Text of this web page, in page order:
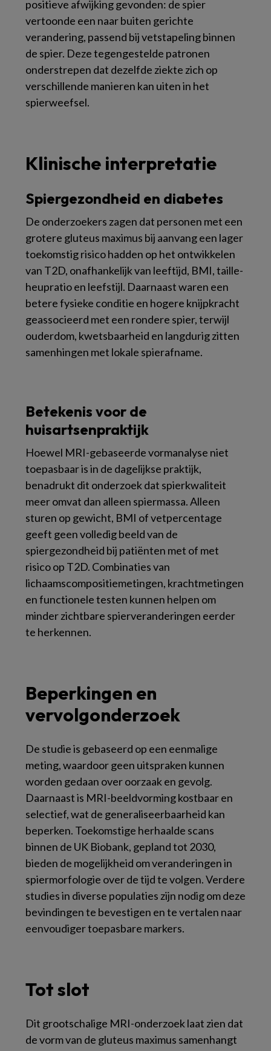
positieve afwijking gevonden: de spier
vertoonde een naar buiten gerichte
verandering, passend bij vetstapeling binnen
de spier. Deze tegengestelde patronen
onderstrepen dat dezelfde ziekte zich op
verschillende manieren kan uiten in het
spierweefsel.
Klinische interpretatie
Spiergezondheid en diabetes
De onderzoekers zagen dat personen met een
grotere gluteus maximus bij aanvang een lager
toekomstig risico hadden op het ontwikkelen
van T2D, onafhankelijk van leeftijd, BMI, taille-
heupratio en leefstijl. Daarnaast waren een
betere fysieke conditie en hogere knijpkracht
geassocieerd met een rondere spier, terwijl
ouderdom, kwetsbaarheid en langdurig zitten
samenhingen met lokale spierafname.
Betekenis voor de
huisartsenpraktijk
Hoewel MRI-gebaseerde vormanalyse niet
toepasbaar is in de dagelijkse praktijk,
benadrukt dit onderzoek dat spierkwaliteit
meer omvat dan alleen spiermassa. Alleen
sturen op gewicht, BMI of vetpercentage
geeft geen volledig beeld van de
spiergezondheid bij patiënten met of met
risico op T2D. Combinaties van
lichaamscompositiemetingen, krachtmetingen
en functionele testen kunnen helpen om
minder zichtbare spierveranderingen eerder
te herkennen.
Beperkingen en
vervolgonderzoek
De studie is gebaseerd op een eenmalige
meting, waardoor geen uitspraken kunnen
worden gedaan over oorzaak en gevolg.
Daarnaast is MRI-beeldvorming kostbaar en
selectief, wat de generaliseerbaarheid kan
beperken. Toekomstige herhaalde scans
binnen de UK Biobank, gepland tot 2030,
bieden de mogelijkheid om veranderingen in
spiermorfologie over de tijd te volgen. Verdere
studies in diverse populaties zijn nodig om deze
bevindingen te bevestigen en te vertalen naar
eenvoudiger toepasbare markers.
Tot slot
Dit grootschalige MRI-onderzoek laat zien dat
de vorm van de gluteus maximus samenhangt